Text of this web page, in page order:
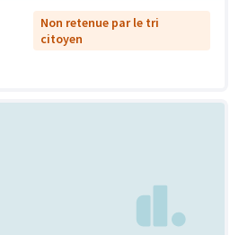
Non retenue par le tri
citoyen